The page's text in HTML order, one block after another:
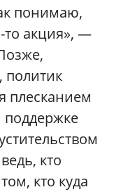
понимаю,
то акция», —
политик
плесканием
поддержке
кто
кто куда